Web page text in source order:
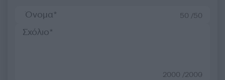
50 /50
2000 /2000